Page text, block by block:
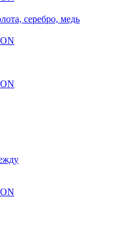
серебро, медь